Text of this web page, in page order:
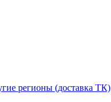
регионы (доставка ТК)